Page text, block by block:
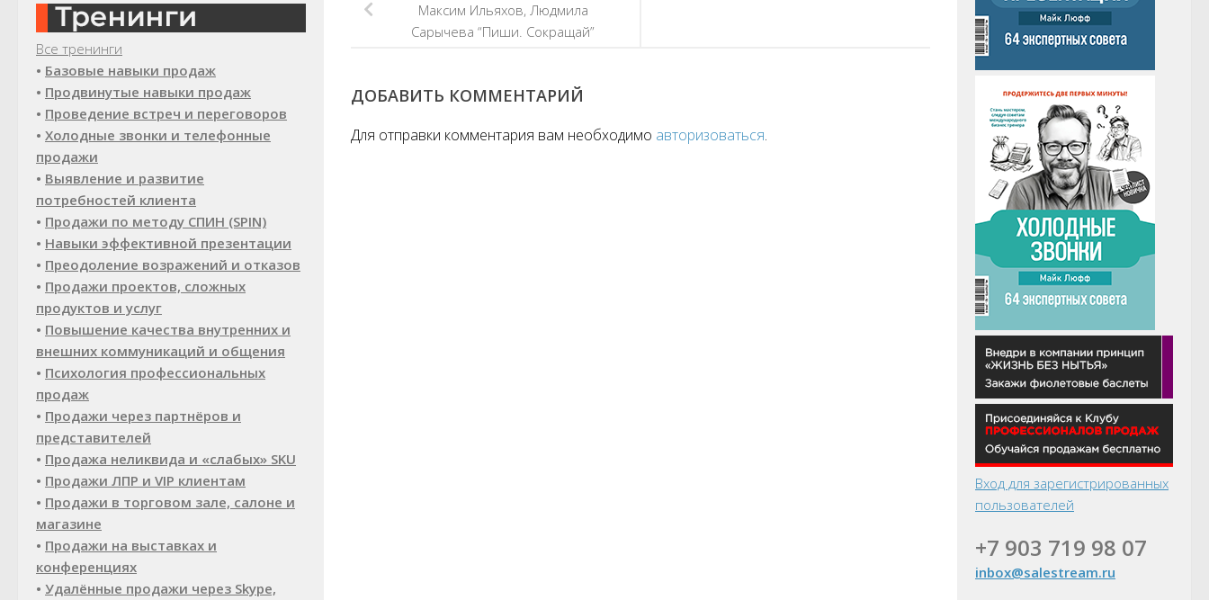
Максим Ильяхов, Людмила
Сарычева “Пиши. Сокращай”
ДОБАВИТЬ КОММЕНТАРИЙ
Для отправки комментария вам необходимо авторизоваться.
Все тренинги
• Базовые навыки продаж
• Продвинутые навыки продаж
• Проведение встреч и переговоров
• Холодные звонки и телефонные
продажи
• Выявление и развитие
потребностей клиента
• Продажи по методу СПИН (SPIN)
• Навыки эффективной презентации
• Преодоление возражений и отказов
• Продажи проектов, сложных
продуктов и услуг
• Повышение качества внутренних и
внешних коммуникаций и общения
• Психология профессиональных
продаж
• Продажи через партнёров и
представителей
• Продажа неликвида и «слабых» SKU
• Продажи ЛПР и VIP клиентам
• Продажи в торговом зале, салоне и
магазине
• Продажи на выставках и
конференциях
• Удалённые продажи через Skype,
Вход для зарегистрированных
пользователей
+7 903 719 98 07
inbox@salestream.ru